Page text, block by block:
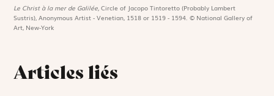
Le Christ à la mer de Galilée,Circle of Jacopo Tintoretto (Probably Lambert
Sustris), Anonymous Artist - Venetian, 1518 or 1519 - 1594. © National Gallery of
Art, New-York
Articles liés